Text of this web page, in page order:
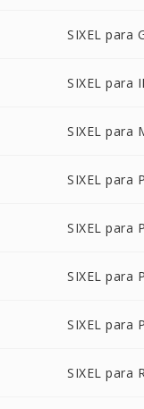
SIXEL para
SIXEL para
SIXEL para
SIXEL para
SIXEL para
SIXEL para
SIXEL para
SIXEL para